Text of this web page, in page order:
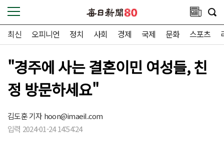
최신 오피니언 정치 사회 경제 국제 문화 스포츠
"경주에 사는 결혼이민 여성들, 친
정 방문하세요"
김도훈 기자hoon@imaeil.com
입력 2024-01-24 14:54:24